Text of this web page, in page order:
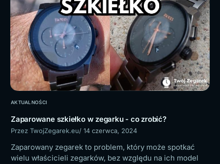
AKTUALNOŚCI
Zaparowane szkiełko w zegarku - co zrobić?
Przez TwojZegarek.eu/ 14 czerwca, 2024
Zaparowany zegarek to problem, który może spotkać
wielu właścicieli zegarków, bez względu na ich model